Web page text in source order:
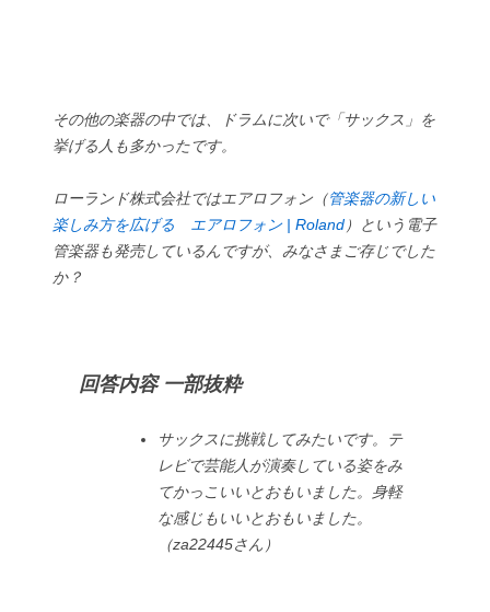
その他の楽器の中では、ドラムに次いで「サックス」を
挙げる人も多かったです。
ローランド株式会社ではエアロフォン（管楽器の新しい
楽しみ方を広げる エアロフォン | Roland ）という電子
管楽器も発売しているんですが、みなさまご存じでした
か？
回答内容 一部抜粋
サックスに挑戦してみたいです。テ
レビで芸能人が演奏している姿をみ
てかっこいいとおもいました。身軽
な感じもいいとおもいました。
（za22445さん）